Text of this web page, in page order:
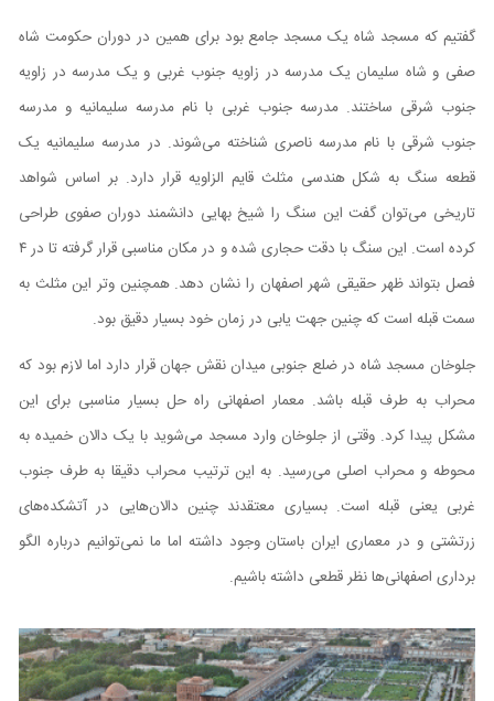
گفتیم که مسجد شاه یک مسجد جامع بود برای همین در دوران حکومت شاه
صفی و شاه سلیمان یک مدرسه در زاویه جنوب غربی و یک مدرسه در زاویه
جنوب شرقی ساختند. مدرسه جنوب غربی با نام مدرسه سلیمانیه و مدرسه
جنوب شرقی با نام مدرسه ناصری شناخته می‌شوند. در مدرسه سلیمانیه یک
قطعه سنگ به شکل هندسی مثلث قايم الزاویه قرار دارد. بر اساس شواهد
تاریخی می‌توان گفت این سنگ را شیخ بهایی دانشمند دوران صفوی طراحی
کرده است. این سنگ با دقت حجاری شده و در مکان مناسبی قرار گرفته تا در ۴
فصل بتواند ظهر حقیقی شهر اصفهان را نشان دهد. همچنین وتر این مثلث به
سمت قبله است که چنین جهت یابی در زمان خود بسیار دقیق بود.
جلوخان مسجد شاه در ضلع جنوبی میدان نقش جهان قرار دارد اما لازم بود که
محراب به طرف قبله باشد. معمار اصفهانی راه حل بسیار مناسبی برای این
مشکل پیدا کرد. وقتی از جلوخان وارد مسجد می‌شوید با یک دالان خمیده به
محوطه و محراب اصلی می‌رسید. به این ترتیب محراب دقیقا به طرف جنوب
غربی یعنی قبله است. بسیاری معتقدند چنین دالان‌هایی در آتشکده‌های
زرتشتی و در معماری ایران باستان وجود داشته اما ما نمی‌توانیم درباره الگو
برداری اصفهانی‌ها نظر قطعی داشته باشیم.